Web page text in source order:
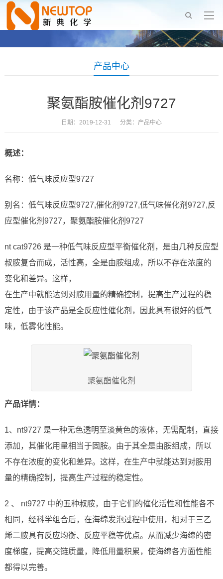
产品中心
聚氨酯胺催化剂9727
日期：2019-12-31 分类： 产品中心
概述：
名称：低气味反应型9727
别名：低气味反应型9727,催化剂9727,低气味催化剂9727,反
应型催化剂9727，聚氨酯胺催化剂9727
nt cat9726 是一种低气味反应型平衡催化剂，是由几种反应型
叔胺复合而成，活性高，全是由胺组成，所以不存在浓度的
变化和差异。这样，
在生产中就能达到对胺用量的精确控制，提高生产过程的稳
定性，由于该产品是全反应性催化剂，因此具有很好的低气
味，低雾化性能。
聚氨酯催化剂
产品详情：
1、nt9727 是一种无色透明至淡黄色的液体，无需配制，直接
添加，其催化用量相当于固胺。由于其全是由胺组成，所以
不存在浓度的变化和差异。这样，在生产中就能达到对胺用
量的精确控制，提高生产过程的稳定性。
2 、 nt9727 中的五种叔胺，由于它们的催化活性和性能各不
相同，经科学组合后，在海绵发泡过程中使用，相对于三乙
烯二胺具有反应均衡、反应平稳等优点。从而减少海绵的密
度梯度，提高交链质量，降低用量积累，使海绵各方面性能
都得以完善。